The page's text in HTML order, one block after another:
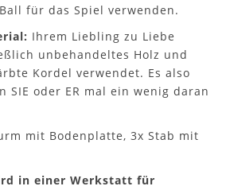
für das Spiel verwenden.
Ihrem Liebling zu Liebe
unbehandeltes Holz und
Kordel verwendet. Es also
SIE oder ER mal ein wenig daran
mit Bodenplatte, 3x Stab mit
in einer Werkstatt für